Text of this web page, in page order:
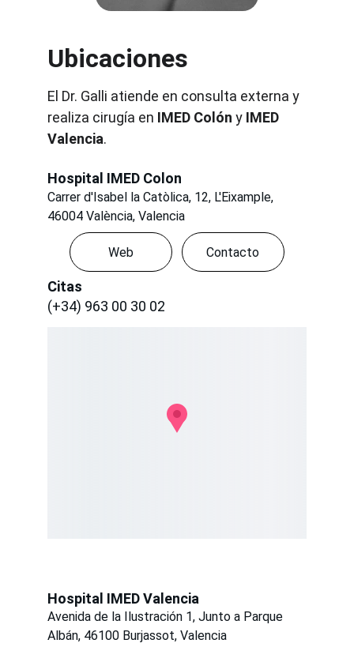
Ubicaciones
El Dr. Galli atiende en consulta externa y
realiza cirugía en IMED Colón y IMED
Valencia.
Citas
Hospital IMED Valencia
Avenida de la Ilustración 1, Junto a Parque
Albán, 46100 Burjassot, Valencia
Web
Carrer d'Isabel la Catòlica, 12, L'Eixample,
46004 València, Valencia
(+34) 963 00 30 02
Hospital IMED Colon
Contacto